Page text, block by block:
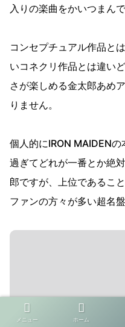
入りの楽曲をかいつまん
コンセプチュアル作品と
いコネクリ作品とは違い
さが楽しめる金太郎あめ
りません。
個人的にIRON MAIDEN
過ぎてどれが一番とか絶
郎ですが、上位であるこ
ファンの方々が多い超名盤
メニュー ホーム